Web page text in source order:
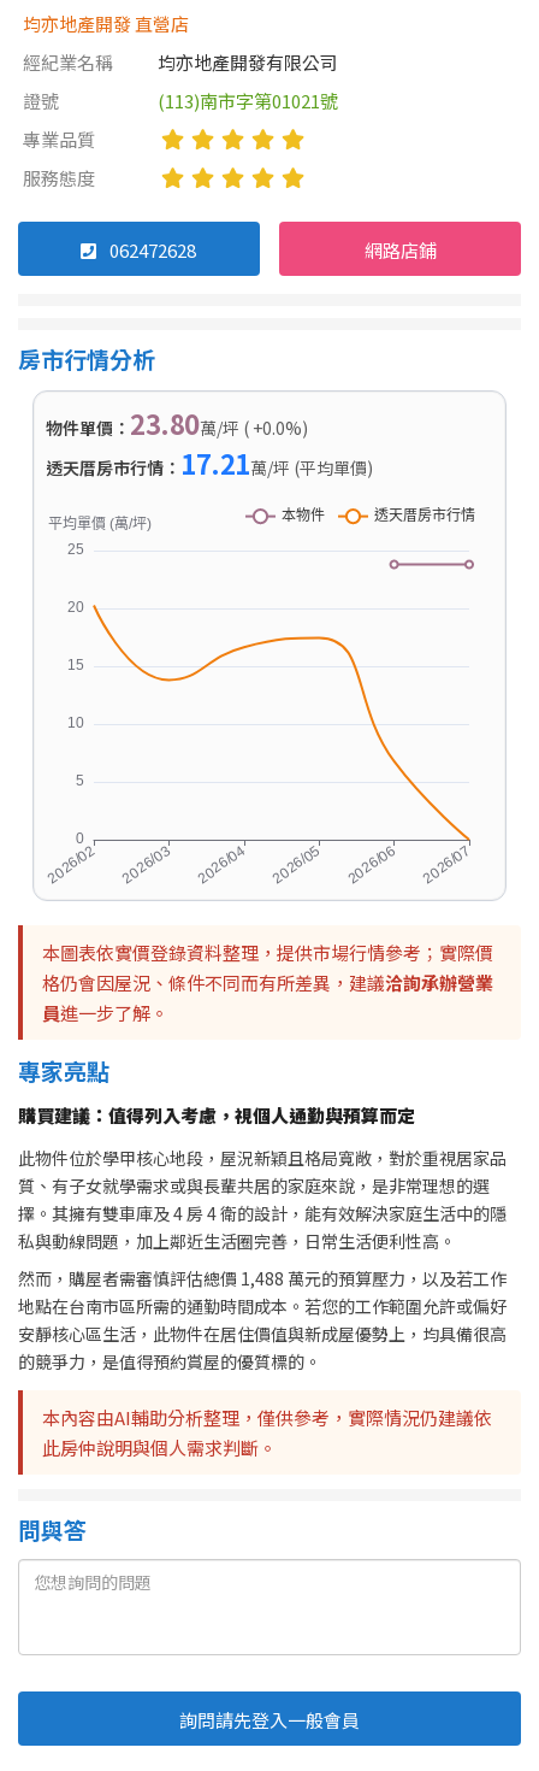
均亦地產開發 直營店
經紀業名稱
均亦地產開發有限公司
證號
(113)南市字第01021號
專業品質
服務態度
062472628 網路店鋪
房市行情分析
物件單價： 23.80萬/坪 ( +0.0%)
透天厝房市行情： 17.21萬/坪 (平均單價)
本圖表依實價登錄資料整理，提供市場行情參考；實際價
格仍會因屋況、條件不同而有所差異，建議洽詢承辦營業
員進一步了解。
專家亮點
購買建議：值得列入考慮，視個人通勤與預算而定
此物件位於學甲核心地段，屋況新穎且格局寬敞，對於重視居家品
質、有子女就學需求或與長輩共居的家庭來說，是非常理想的選
擇。其擁有雙車庫及 4 房 4 衛的設計，能有效解決家庭生活中的隱
私與動線問題，加上鄰近生活圈完善，日常生活便利性高。
然而，購屋者需審慎評估總價 1,488 萬元的預算壓力，以及若工作
地點在台南市區所需的通勤時間成本。若您的工作範圍允許或偏好
安靜核心區生活，此物件在居住價值與新成屋優勢上，均具備很高
的競爭力，是值得預約賞屋的優質標的。
本內容由AI輔助分析整理，僅供參考，實際情況仍建議依
此房仲說明與個人需求判斷。
問與答
詢問請先登入一般會員